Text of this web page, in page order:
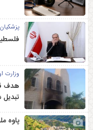
وزارت
هدف
پاوه